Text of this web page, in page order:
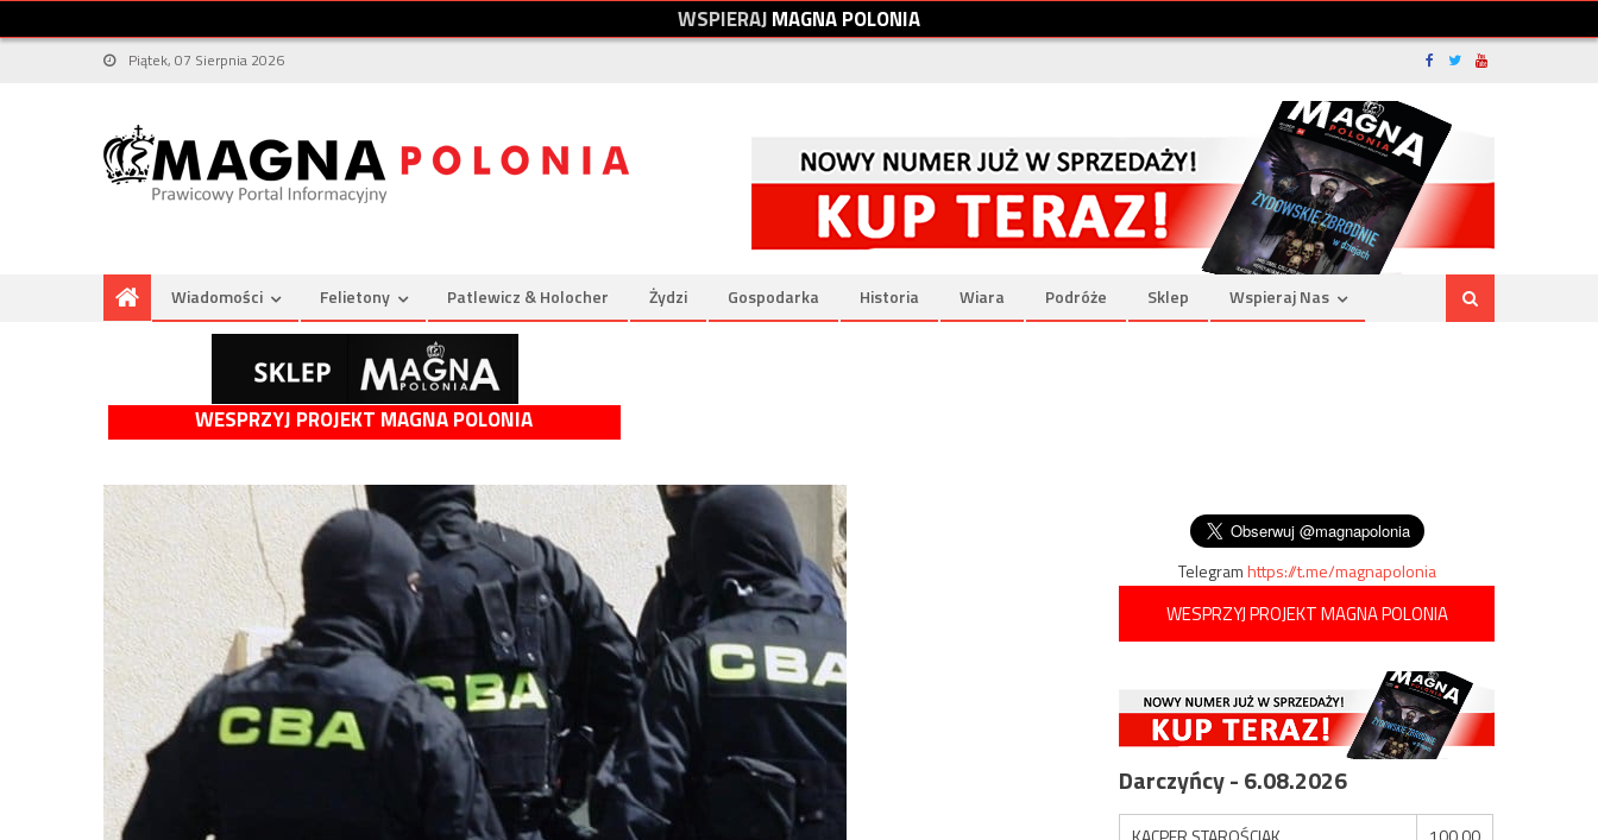
WSPIERAJMAGNAPOLONIA
Piątek, 07 Sierpnia 2026
Wiadomości Felietony Patlewicz & Holocher Żydzi Gospodarka Historia Wiara Podróże Sklep Wspieraj Nas
WESPRZYJ PROJEKT MAGNA POLONIA
Telegramhttps://t.me/magnapolonia
WESPRZYJ PROJEKT MAGNA POLONIA
Darczyńcy - 6.08.2026